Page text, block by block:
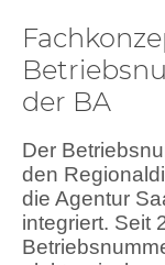
der BA
Der
den
die Agentur
integriert. Seit